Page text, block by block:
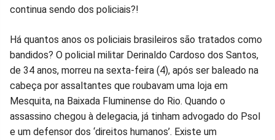
continua sendo dos policiais?!
Há quantos anos os policiais brasileiros são tratados como
bandidos? O policial militar Derinaldo Cardoso dos Santos,
de 34 anos, morreu na sexta-feira (4), após ser baleado na
cabeça por assaltantes que roubavam uma loja em
Mesquita, na Baixada Fluminense do Rio. Quando o
assassino chegou à delegacia, já tinham advogado do Psol
e um defensor dos ‘direitos humanos’. Existe um